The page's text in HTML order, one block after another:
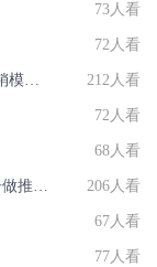
73人看
72人看
[营销技巧]电商如何做营销宣传?电商宣传营销模式都有那些? 212人看
72人看
68人看
[营销技巧]安防企业怎样在信息网站上发广告做推广提高产品知名度呢 206人看
67人看
77人看